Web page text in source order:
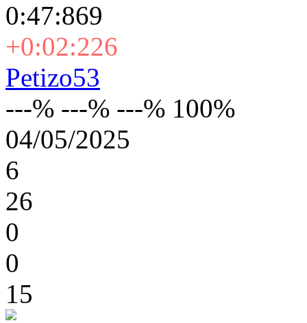
0:47:869
+0:02:226
Petizo53
---% ---% ---% 100%
04/05/2025
6
26
0
0
15